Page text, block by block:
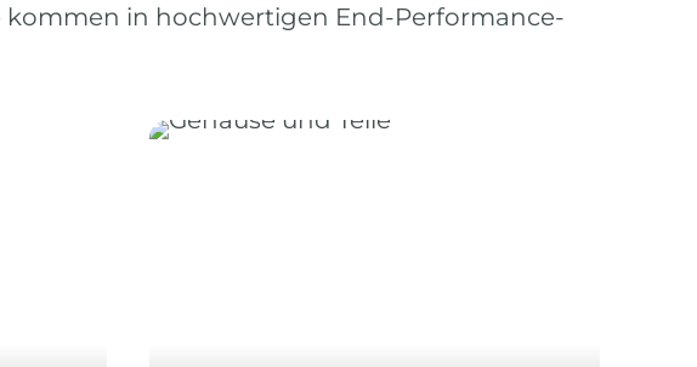
kommen in hochwertigen End-Performance-